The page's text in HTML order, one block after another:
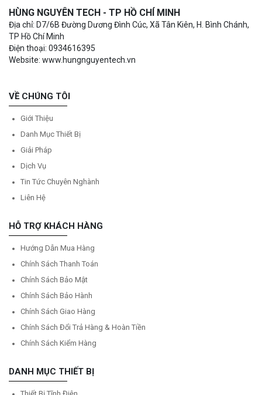
HÙNG NGUYÊN TECH - TP HỒ CHÍ MINH
Địa chỉ: D7/6B Đường Dương Đình Cúc, Xã Tân Kiên, H. Bình Chánh,
TP Hồ Chí Minh
Điện thoại: 0934616395
Website: www.hungnguyentech.vn
VỀ CHÚNG TÔI
Giới Thiệu
Danh Mục Thiết Bị
Giải Pháp
Dịch Vụ
Tin Tức Chuyên Nghành
Liên Hệ
HỖ TRỢ KHÁCH HÀNG
Hướng Dẫn Mua Hàng
Chính Sách Thanh Toán
Chính Sách Bảo Mật
Chính Sách Bảo Hành
Chính Sách Giao Hàng
Chính Sách Đổi Trả Hàng & Hoàn Tiền
Chính Sách Kiểm Hàng
DANH MỤC THIẾT BỊ